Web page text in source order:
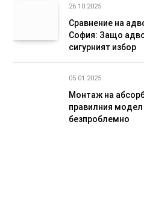
26.10.2025
Сравнение на
София: Защо
сигурният избор
05.01.2025
Монтаж на
правилния модел
безпроблемно